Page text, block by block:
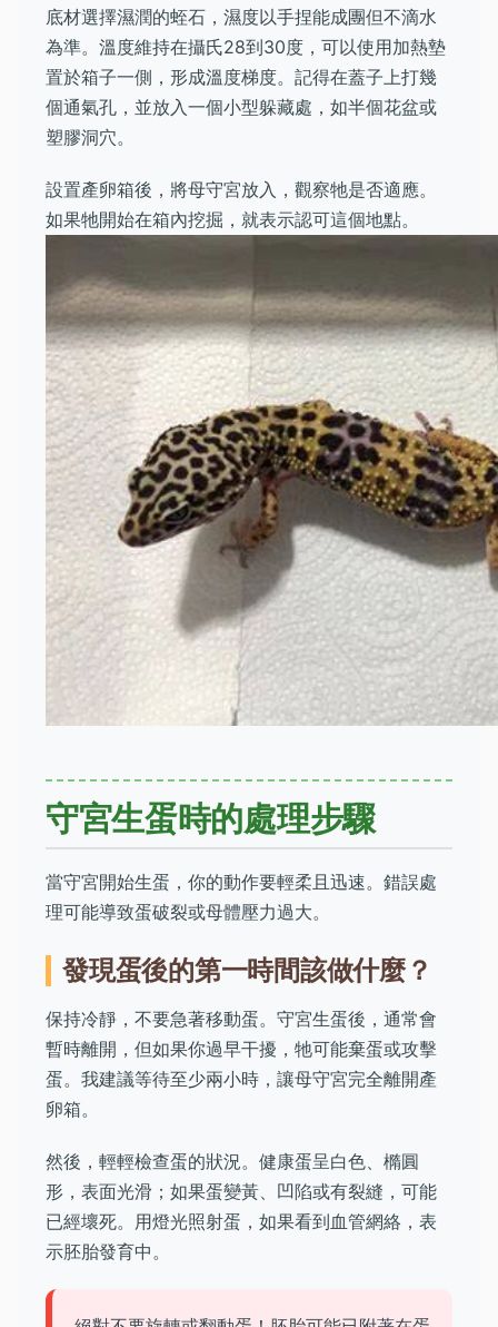
底材選擇濕潤的蛭石，濕度以手捏能成團但不滴水
為準。溫度維持在攝氏28到30度，可以使用加熱墊
置於箱子一側，形成溫度梯度。記得在蓋子上打幾
個通氣孔，並放入一個小型躲藏處，如半個花盆或
塑膠洞穴。
設置產卵箱後，將母守宮放入，觀察牠是否適應。
如果牠開始在箱內挖掘，就表示認可這個地點。
守宮生蛋時的處理步驟
當守宮開始生蛋，你的動作要輕柔且迅速。錯誤處
理可能導致蛋破裂或母體壓力過大。
發現蛋後的第一時間該做什麼？
保持冷靜，不要急著移動蛋。守宮生蛋後，通常會
暫時離開，但如果你過早干擾，牠可能棄蛋或攻擊
蛋。我建議等待至少兩小時，讓母守宮完全離開產
卵箱。
然後，輕輕檢查蛋的狀況。健康蛋呈白色、橢圓
形，表面光滑；如果蛋變黃、凹陷或有裂縫，可能
已經壞死。用燈光照射蛋，如果看到血管網絡，表
示胚胎發育中。